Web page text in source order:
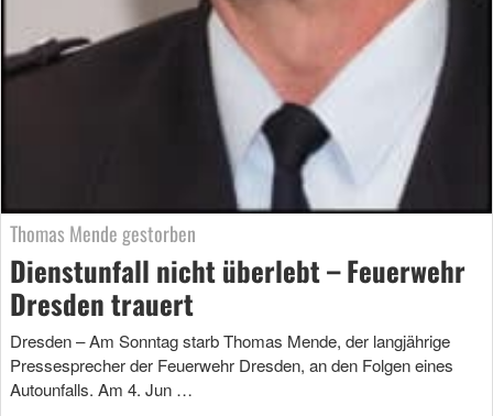
Thomas Mende gestorben
Dienstunfall nicht überlebt – Feuerwehr
Dresden trauert
Dresden – Am Sonntag starb Thomas Mende, der langjährige
Pressesprecher der Feuerwehr Dresden, an den Folgen eines
Autounfalls. Am 4. Jun …